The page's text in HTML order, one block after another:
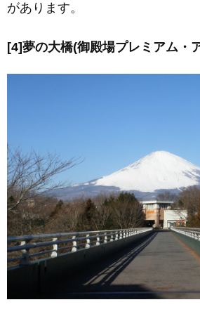
があります。
[4]夢の大橋(御殿場プレミアム・